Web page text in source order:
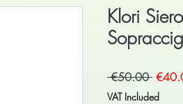
Klori
€50.00
Price
VAT Included